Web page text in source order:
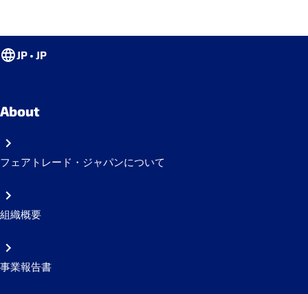
JP • JP
About
フェアトレード・ジャパンについて
組織概要
事業報告書